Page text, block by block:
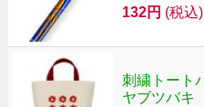
132円 (税込)
刺繍トート
ヤブツバキ